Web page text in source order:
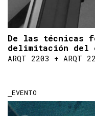
De las técnicas
delimitación del
ARQT 2203 + ARQT
EVENTO